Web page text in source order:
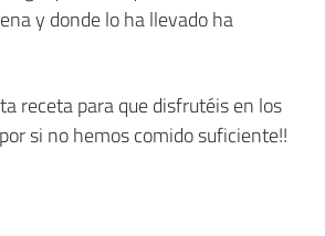
y donde lo ha llevado ha
receta para que disfrutéis en los
si no hemos comido suficiente!!